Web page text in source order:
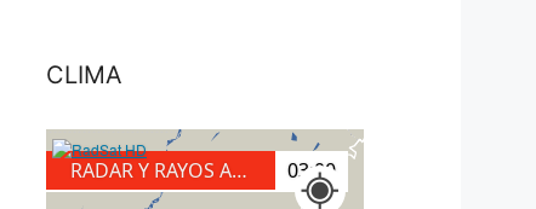
CLIMA
RADAR Y RAYOS A TIERRA 03:20